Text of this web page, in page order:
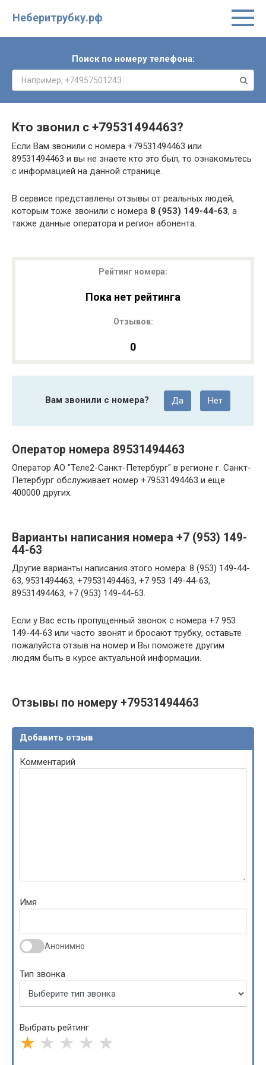
Неберитрубку.рф
Поиск по номеру телефона:
Кто звонил с +79531494463?
Если Вам звонили с номера +79531494463 или
89531494463 и вы не знаете кто это был, то ознакомьтесь
с информацией на данной странице.
В сервисе представлены отзывы от реальных людей,
которым тоже звонили с номера 8 (953) 149-44-63, а
также данные оператора и регион абонента.
Рейтинг номера:
Пока нет рейтинга
Отзывов:
0
Вам звонили с номера? Да Нет
Оператор номера 89531494463
Оператор АО "Теле2-Санкт-Петербург" в регионе г. Санкт-
Петербург обслуживает номер +79531494463 и еще
400000 других.
Варианты написания номера +7 (953) 149-
44-63
Другие варианты написания этого номера: 8 (953) 149-44-
63, 9531494463, +79531494463, +7 953 149-44-63,
89531494463, +7 (953) 149-44-63.
Если у Вас есть пропущенный звонок с номера +7 953
149-44-63 или часто звонят и бросают трубку, оставьте
пожалуйста отзыв на номер и Вы поможете другим
людям быть в курсе актуальной информации.
Отзывы по номеру +79531494463
Добавить отзыв
Комментарий
Имя
Анонимно
Тип звонка
Выбрать рейтинг
★ ★ ★ ★ ★